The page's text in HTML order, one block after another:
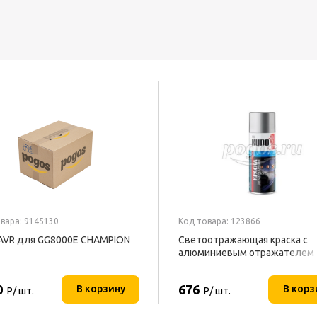
9145130
для GG8000E CHAMPION
Р/ шт. В корзину
Код товара: 123866
Светоотражающая краска с
алюминиевым отражателем
676 Р/ шт. В